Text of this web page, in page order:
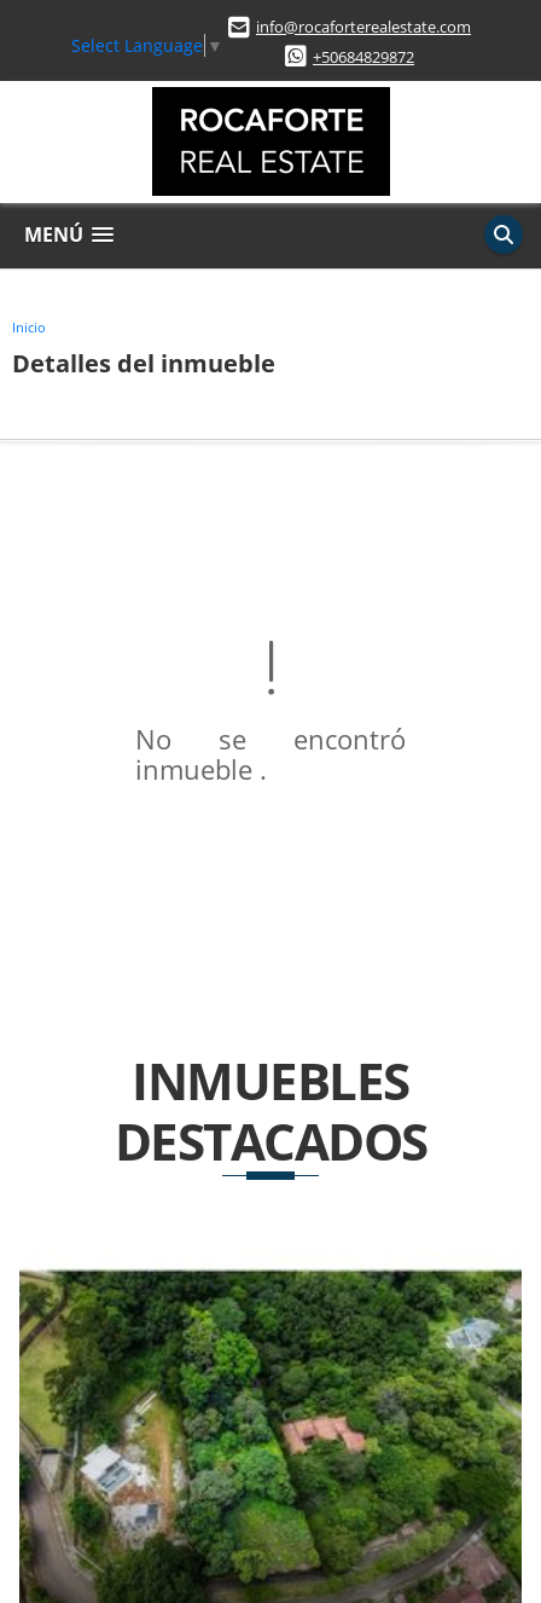
Select Language ▼
info@rocaforterealestate.com
+50684829872
MENÚ
Inicio
Detalles del inmueble
No se encontró
inmueble .
INMUEBLES
DESTACADOS